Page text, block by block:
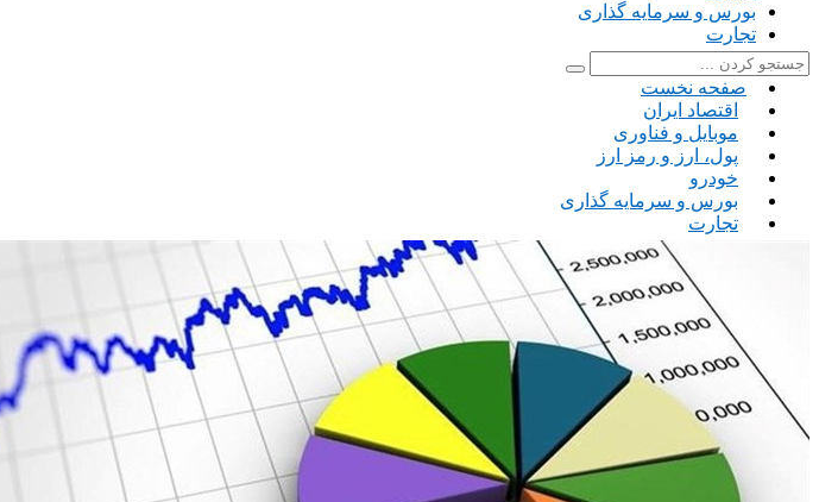
بورس و سرمایه گذاری
تجارت
صفحه نخست
اقتصاد ایران
موبایل و فناوری
پول، ارز و رمز ارز
خودرو
بورس و سرمایه گذاری
تجارت